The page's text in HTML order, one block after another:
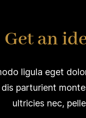
Get an
ligula eget
parturient
ultricies nec,